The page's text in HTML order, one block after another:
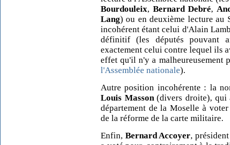
Bourdouleix, Bernard Debré,
Lang) ou en deuxième lecture au
incohérent étant celui d'Alain
définitif (les députés pouvant
exactement celui contre lequel ils
effet qu'il n'y a malheureusement
l'Assemblée nationale).
Autre position incohérente : la
Louis Masson(divers droite), qui
département de la Moselle à
de la réforme de la carte militaire.
Enfin, Bernard Accoyer,